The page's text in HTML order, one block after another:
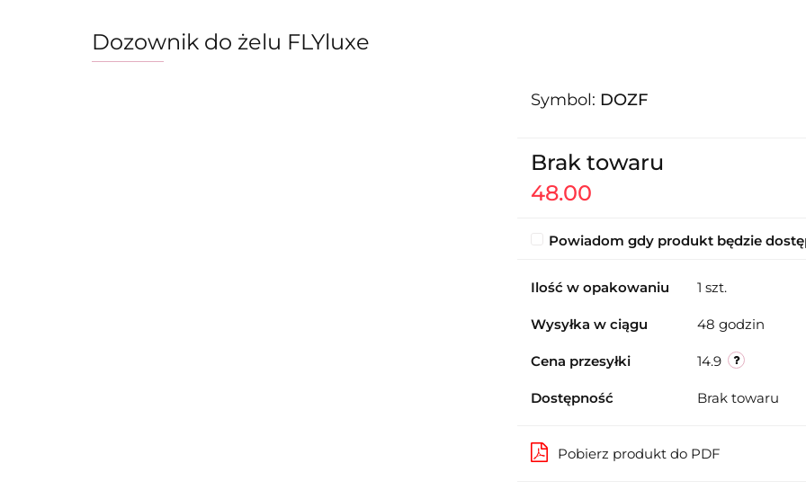
Dozownik do żelu FLYluxe
Symbol: DOZF
Brak towaru
48.00
Powiadom gdy produkt będzie
Ilość w opakowaniu 1 szt.
Wysyłka w ciągu 48 godzin
Cena przesyłki 14.9
Dostępność Brak towaru
Pobierz produkt do PDF